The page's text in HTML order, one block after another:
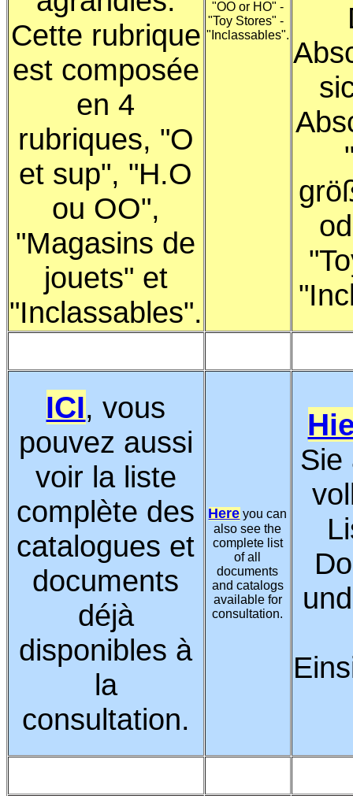
Cette rubrique
est composée
en 4
rubriques, "O
et sup", "H.O
ou OO",
"Magasins de
jouets" et
"Inclassables".
"OO or HO" -
"Toy Stores" -
"Inclassables".
ICI, vous
pouvez aussi
voir la liste
complète des
catalogues et
documents
déjà
disponibles à
la
consultation.
Here you can
also see the
complete list
of all
documents
and catalogs
available for
consultation.
Sie